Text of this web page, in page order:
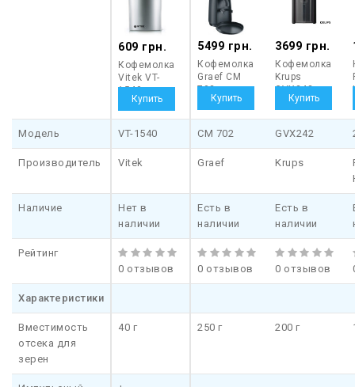
609 грн.
Кофемолка
Vitek VT-
1540
5499 грн.
Кофемолка
Graef CM
702
3699 грн.
Кофемолка
Krups
GVX242
Модель VT-1540 CM 702 GVX242
Производитель Vitek Graef Krups
Наличие
Нет в
наличии
Есть в
наличии
Есть в
наличии
Рейтинг
0 отзывов
0 отзывов 0 отзывов
Характеристики
Вместимость
отсека для
зерен
40 г 250 г 200 г